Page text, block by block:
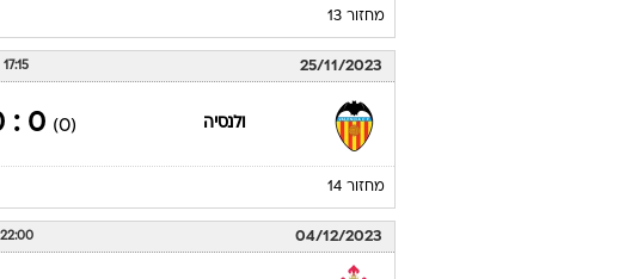
מחזור 13
25/11/2023
17:15
ולנסיה (0)
0 : 0
מחזור 14
04/12/2023
22:00